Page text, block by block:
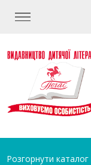
Розгорнути каталог